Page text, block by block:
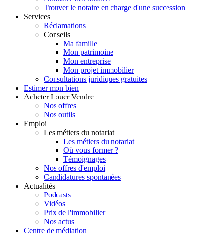
Trouver le notaire en charge d'une succession
Services
Réclamations
Conseils
Ma famille
Mon patrimoine
Mon entreprise
Mon projet immobilier
Consultations juridiques gratuites
Estimer mon bien
Acheter Louer Vendre
Nos offres
Nos outils
Emploi
Les métiers du notariat
Les métiers du notariat
Où vous former ?
Témoignages
Nos offres d'emploi
Candidatures spontanées
Actualités
Podcasts
Vidéos
Prix de l'immobilier
Nos actus
Centre de médiation